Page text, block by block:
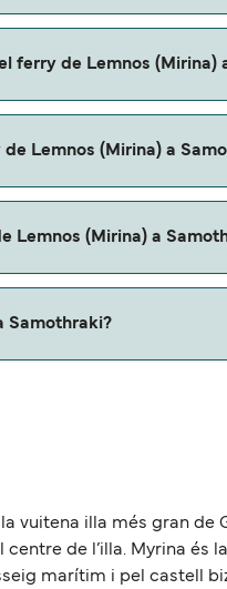
y descuentos
ferry de Lemnos (Mirina)
Lemnos (Mirina) a
Lemnos (Mirina) a
Samothraki?
vuitena illa més gran
centre de l’illa. Myrina
marítim i pel castell